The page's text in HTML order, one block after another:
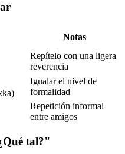
Notas
Repítelo con una ligera
reverencia
Igualar el nivel de
formalidad
Repetición informal
entre amigos
tal?"